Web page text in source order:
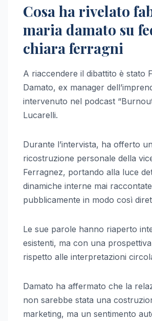
Cosa ha rivelato
maria damato su
chiara ferragni
A riaccendere il dibattito è stato
Damato, ex manager
intervenuto nel podcast
Lucarelli.
Durante l’intervista, ha offerto
ricostruzione personale della
Ferragnez, portando alla luce
dinamiche interne mai raccontate
pubblicamente in modo così
Le sue parole hanno riaperto
esistenti, ma con una
rispetto alle interpretazioni
Damato ha affermato che la
non sarebbe stata una
marketing, ma un sentimento